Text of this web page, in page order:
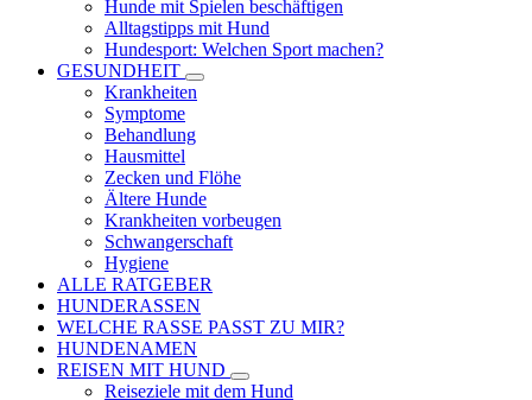
Hunde mit Spielen beschäftigen
Alltagstipps mit Hund
Hundesport: Welchen Sport machen?
GESUNDHEIT
Krankheiten
Symptome
Behandlung
Hausmittel
Zecken und Flöhe
Ältere Hunde
Krankheiten vorbeugen
Schwangerschaft
Hygiene
ALLE RATGEBER
HUNDERASSEN
WELCHE RASSE PASST ZU MIR?
HUNDENAMEN
REISEN MIT HUND
Reiseziele mit dem Hund